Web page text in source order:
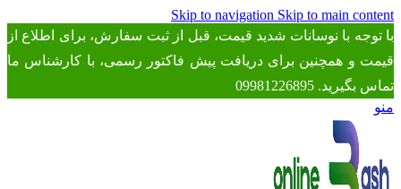
Skip to navigation Skip to main content
با توجه با نوسانات شدید قیمت، قبل از ثبت سفارش، برای اطلاع از
قیمت و همچنین برای دریافت پیش فاکتور رسمی، با کارشناس ما
تماس بگیرید. 09981226895
منو